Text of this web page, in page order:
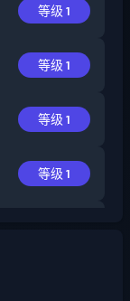
等级 1
等级 1
等级 1
等级 1